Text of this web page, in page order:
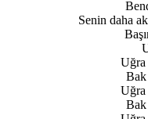
Senin daha
Uğra
Uğra